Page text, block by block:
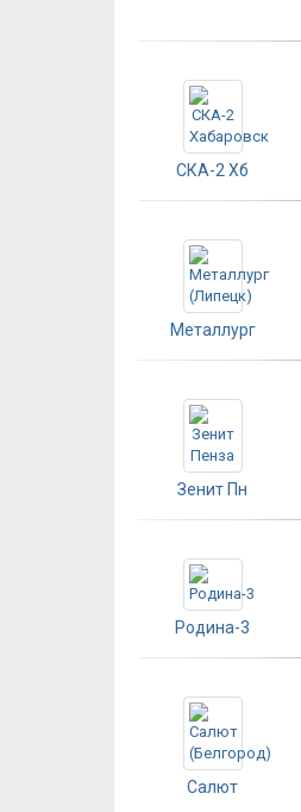
СКА-2 Хб
Металлург
Зенит Пн
Родина-3
Салют